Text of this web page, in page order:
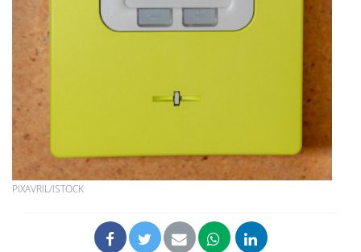
PIXAVRIL/ISTOCK